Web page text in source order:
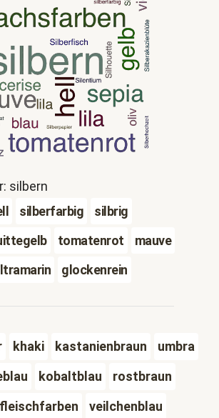
silbern
silberfarbig
silbrig
tomatenrot
mauve
glockenrein
khaki kastanienbraun
umbra
kobaltblau
rostbraun
fleischfarben
veilchenblau